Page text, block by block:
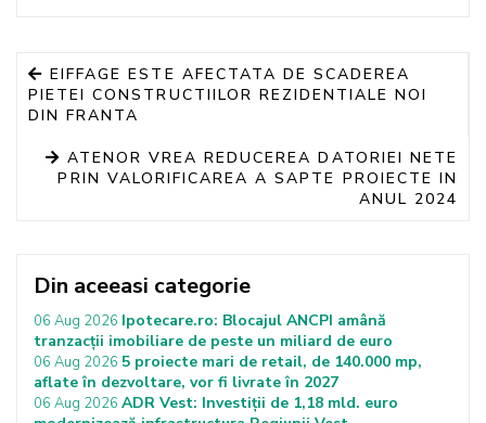
EIFFAGE ESTE AFECTATA DE SCADEREA
PIETEI CONSTRUCTIILOR REZIDENTIALE NOI
DIN FRANTA
ATENOR VREA REDUCEREA DATORIEI NETE
PRIN VALORIFICAREA A SAPTE PROIECTE IN
ANUL 2024
Din aceeasi categorie
06 Aug 2026 Ipotecare.ro: Blocajul ANCPI amână
tranzacții imobiliare de peste un miliard de euro
06 Aug 2026 5 proiecte mari de retail, de 140.000 mp,
aflate în dezvoltare, vor fi livrate în 2027
06 Aug 2026 ADR Vest: Investiții de 1,18 mld. euro